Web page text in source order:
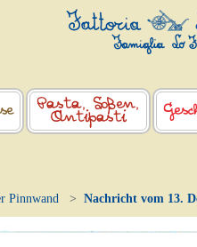
Pasta, Soßen,
Antipasti
Pinnwand Nachricht vom 13.